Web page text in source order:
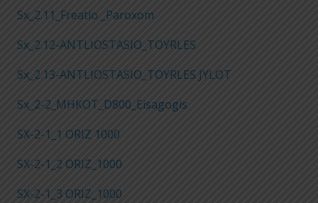
Sx_2.11_Freatio _Paroxom
Sx_2.12-ANTLIOSTASIO_TOYRLES
Sx_2.13-ANTLIOSTASIO_TOYRLES JYLOT
Sx_2-2_MHKOT_D800_Eisagogis
SX-2-1_1 ORIZ 1000
SX-2-1_2 ORIZ_1000
SX-2-1_3 ORIZ_1000